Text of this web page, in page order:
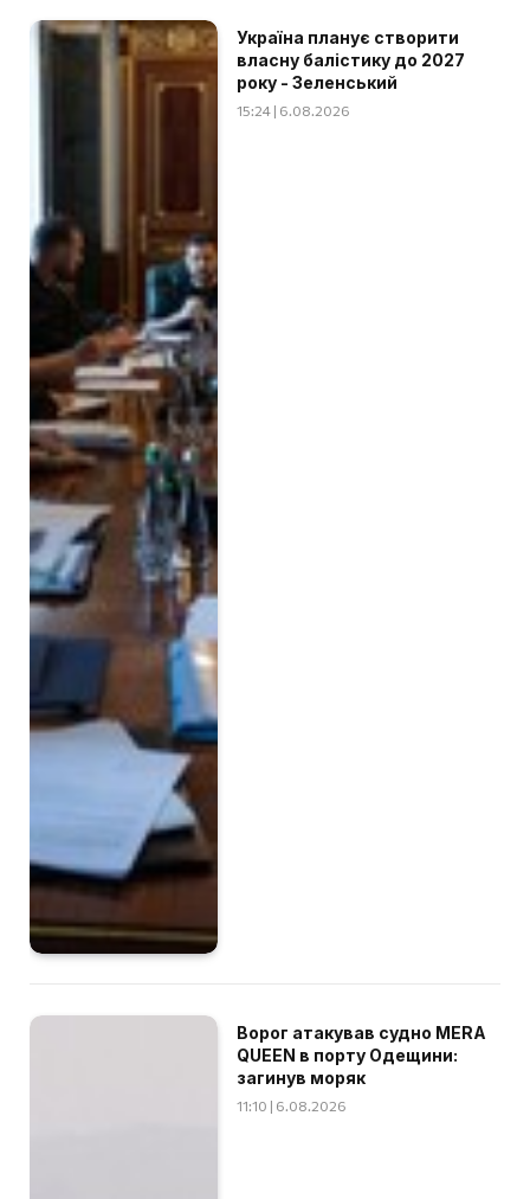
Україна планує створити
власну балістику до 2027
року - Зеленський
15:24 | 6.08.2026
Ворог атакував судно MERA
QUEEN в порту Одещини:
загинув моряк
11:10 | 6.08.2026